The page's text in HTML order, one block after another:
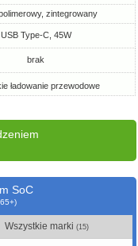
zintegrowany
USB Type-C, 45W
brak
ładowanie przewodowe
SoC
Wszystkie marki (15)